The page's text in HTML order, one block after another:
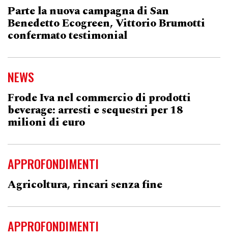
Parte la nuova campagna di San
Benedetto Ecogreen, Vittorio Brumotti
confermato testimonial
NEWS
Frode Iva nel commercio di prodotti
beverage: arresti e sequestri per 18
milioni di euro
APPROFONDIMENTI
Agricoltura, rincari senza fine
APPROFONDIMENTI